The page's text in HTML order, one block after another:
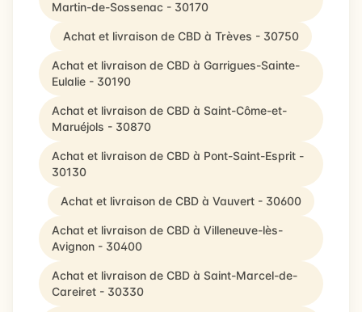
Martin-de-Sossenac - 30170
Achat et livraison de CBD à Trèves - 30750
Achat et livraison de CBD à Garrigues-Sainte-
Eulalie - 30190
Achat et livraison de CBD à Saint-Côme-et-
Maruéjols - 30870
Achat et livraison de CBD à Pont-Saint-Esprit -
30130
Achat et livraison de CBD à Vauvert - 30600
Achat et livraison de CBD à Villeneuve-lès-
Avignon - 30400
Achat et livraison de CBD à Saint-Marcel-de-
Careiret - 30330